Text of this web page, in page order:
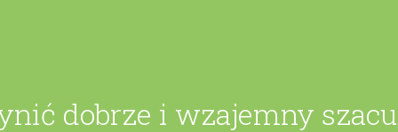
dobrze i wzajemny